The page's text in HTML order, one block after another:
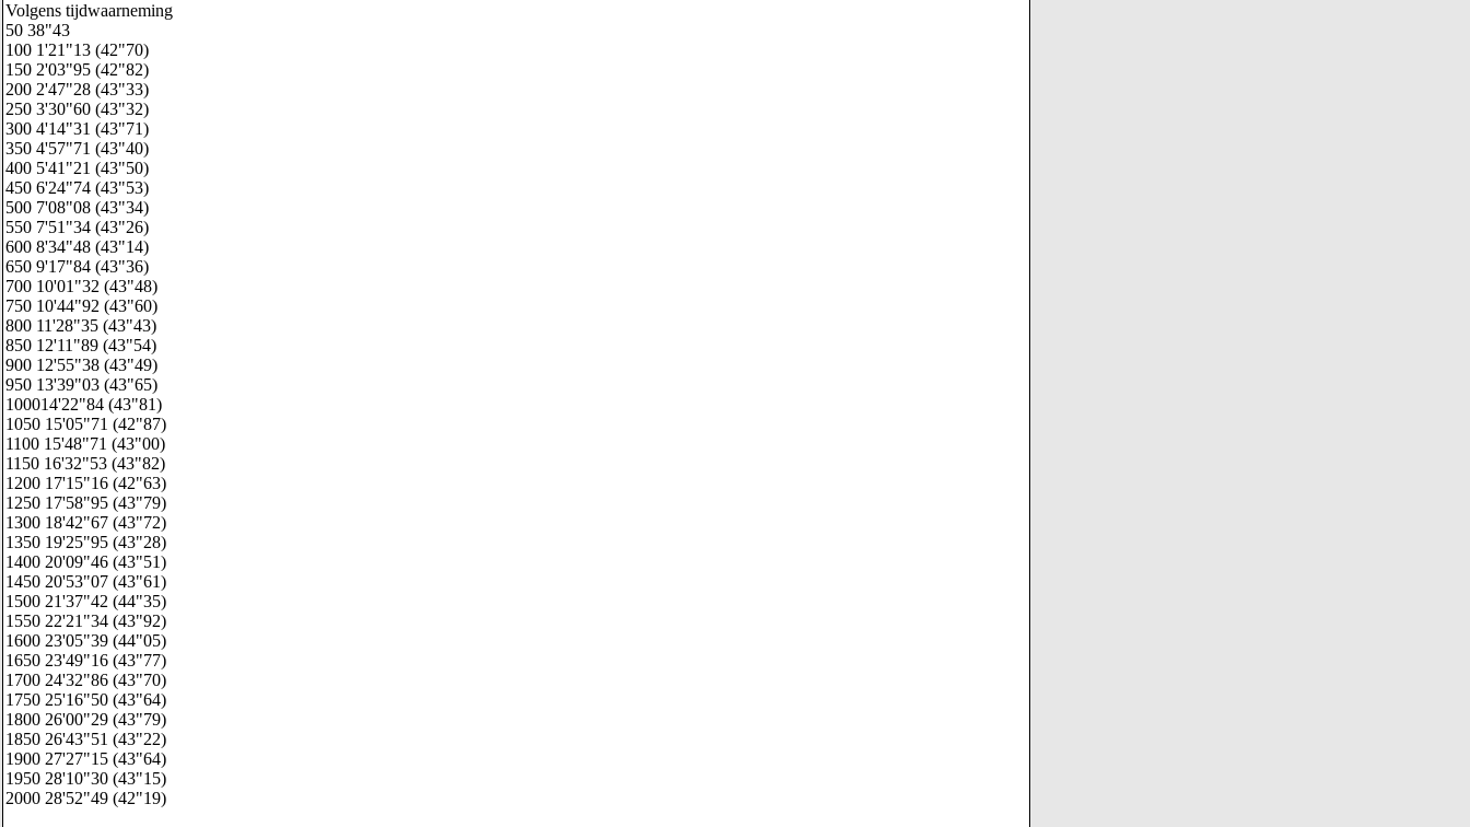
Volgens tijdwaarneming
50 38"43
100 1'21"13 (42"70)
150 2'03"95 (42"82)
200 2'47"28 (43"33)
250 3'30"60 (43"32)
300 4'14"31 (43"71)
350 4'57"71 (43"40)
400 5'41"21 (43"50)
450 6'24"74 (43"53)
500 7'08"08 (43"34)
550 7'51"34 (43"26)
600 8'34"48 (43"14)
650 9'17"84 (43"36)
700 10'01"32 (43"48)
750 10'44"92 (43"60)
800 11'28"35 (43"43)
850 12'11"89 (43"54)
900 12'55"38 (43"49)
950 13'39"03 (43"65)
100014'22"84 (43"81)
1050 15'05"71 (42"87)
1100 15'48"71 (43"00)
1150 16'32"53 (43"82)
1200 17'15"16 (42"63)
1250 17'58"95 (43"79)
1300 18'42"67 (43"72)
1350 19'25"95 (43"28)
1400 20'09"46 (43"51)
1450 20'53"07 (43"61)
1500 21'37"42 (44"35)
1550 22'21"34 (43"92)
1600 23'05"39 (44"05)
1650 23'49"16 (43"77)
1700 24'32"86 (43"70)
1750 25'16"50 (43"64)
1800 26'00"29 (43"79)
1850 26'43"51 (43"22)
1900 27'27"15 (43"64)
1950 28'10"30 (43"15)
2000 28'52"49 (42"19)